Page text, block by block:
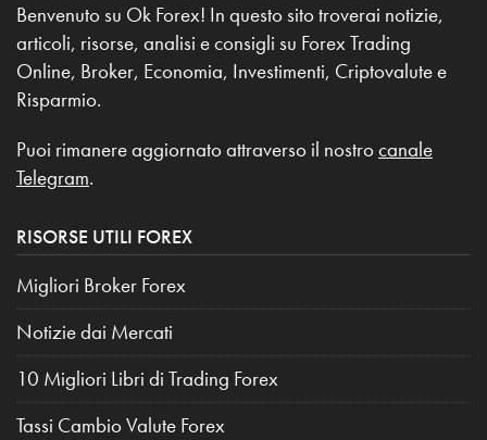
Benvenuto su Ok Forex! In questo sito troverai notizie,
articoli, risorse, analisi e consigli su Forex Trading
Online, Broker, Economia, Investimenti, Criptovalute e
Risparmio.
Puoi rimanere aggiornato attraverso il nostro canale
Telegram.
RISORSE UTILI FOREX
Migliori Broker Forex
Notizie dai Mercati
10 Migliori Libri di Trading Forex
Tassi Cambio Valute Forex